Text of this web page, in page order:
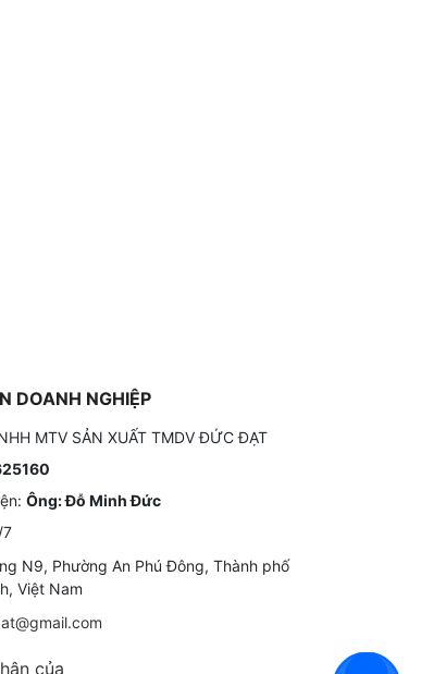
DOANH NGHIỆP
MTV SẢN XUẤT TMDV ĐỨC ĐẠT
Ông: Đỗ Minh Đức
7
N9, Phường An Phú Đông, Thành phố
Việt Nam